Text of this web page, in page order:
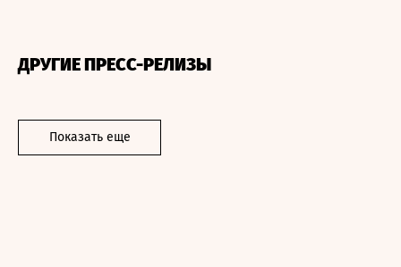
ДРУГИЕ ПРЕСС-РЕЛИЗЫ
Показать еще